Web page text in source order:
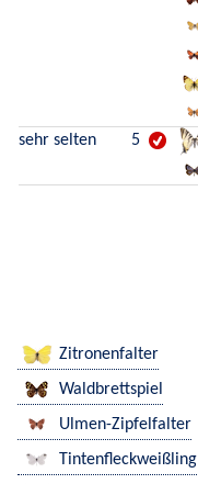
sehr selten 5
Zitronenfalter
Waldbrettspiel
Ulmen-Zipfelfalter
Tintenfleckweißling